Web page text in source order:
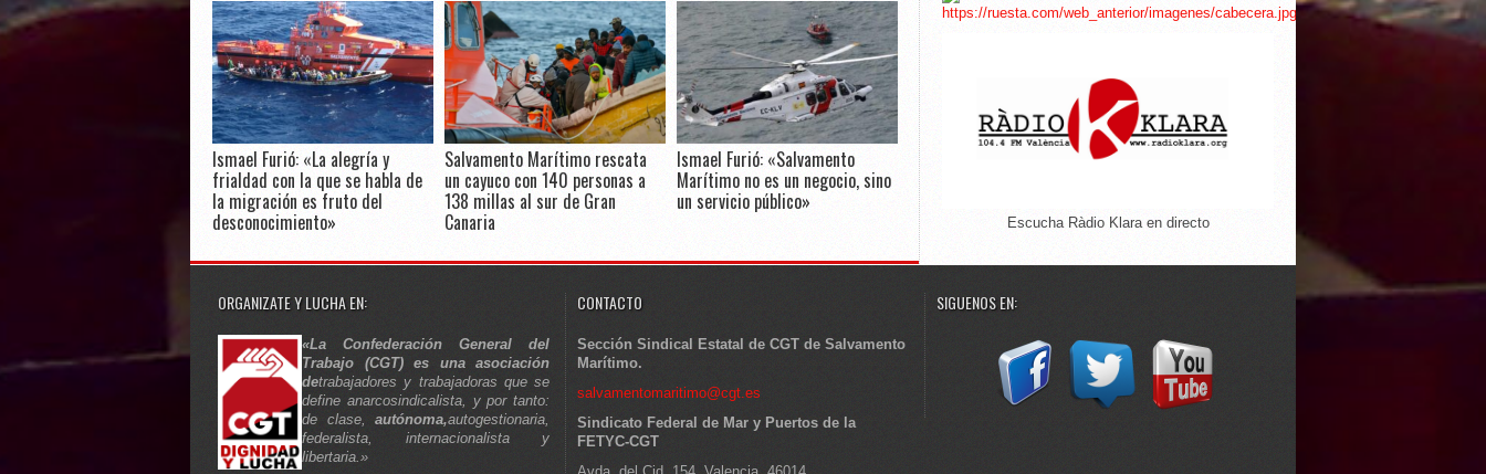
Ismael Furió: «La alegría y
frialdad con la que se habla de
la migración es fruto del
desconocimiento»
Salvamento Marítimo rescata
un cayuco con 140 personas a
138 millas al sur de Gran
Canaria
Ismael Furió: «Salvamento
Marítimo no es un negocio, sino
un servicio público»
Escucha Ràdio Klara en directo
ORGANIZATE Y LUCHA EN:
«La Confederación General del
Trabajo (CGT) es una asociación
detrabajadores y trabajadoras que se
define anarcosindicalista, y por tanto:
de clase, autónoma,autogestionaria,
federalista, internacionalista y
libertaria.»
CONTACTO
Sección Sindical Estatal de CGT de Salvamento
Marítimo.
salvamentomaritimo@cgt.es
Sindicato Federal de Mar y Puertos de la
FETYC-CGT
SIGUENOS EN: